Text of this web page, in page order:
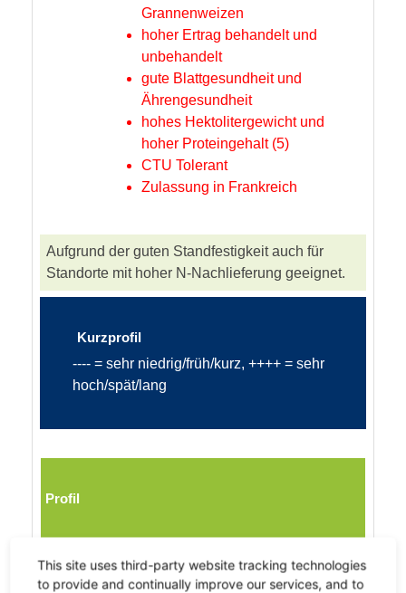
Grannenweizen
hoher Ertrag behandelt und
unbehandelt
gute Blattgesundheit und
Ährengesundheit
hohes Hektolitergewicht und
hoher Proteingehalt (5)
CTU Tolerant
Zulassung in Frankreich
Aufgrund der guten Standfestigkeit auch für
Standorte mit hoher N-Nachlieferung geeignet.
Kurzprofil
---- = sehr niedrig/früh/kurz, ++++ = sehr
hoch/spät/lang
Profil
- - - - + + + +
This site uses third-party website tracking technologies
to provide and continually improve our services, and to